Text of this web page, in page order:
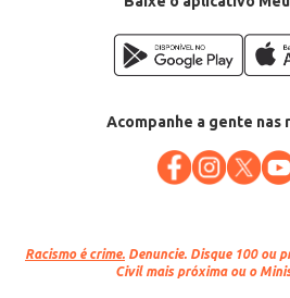
Acompanhe a gente nas
Racismo é crime. Denuncie. Disque 100 ou
Civil mais próxima ou o